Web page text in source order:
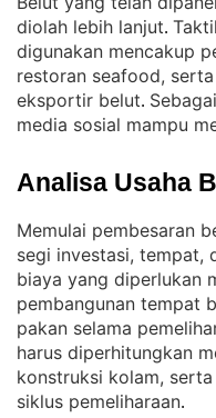
diolah lebih lanjut.
digunakan mencakup
restoran seafood,
eksportir belut.
media sosial mampu
Analisa Usaha
Memulai pembesaran
segi investasi, tempat,
biaya yang diperlukan
pembangunan tempat
pakan selama
harus diperhitungkan
konstruksi kolam,
siklus pemeliharaan.